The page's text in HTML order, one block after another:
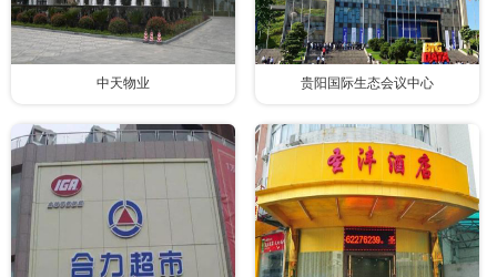
中天物业 贵阳国际生态会议中心